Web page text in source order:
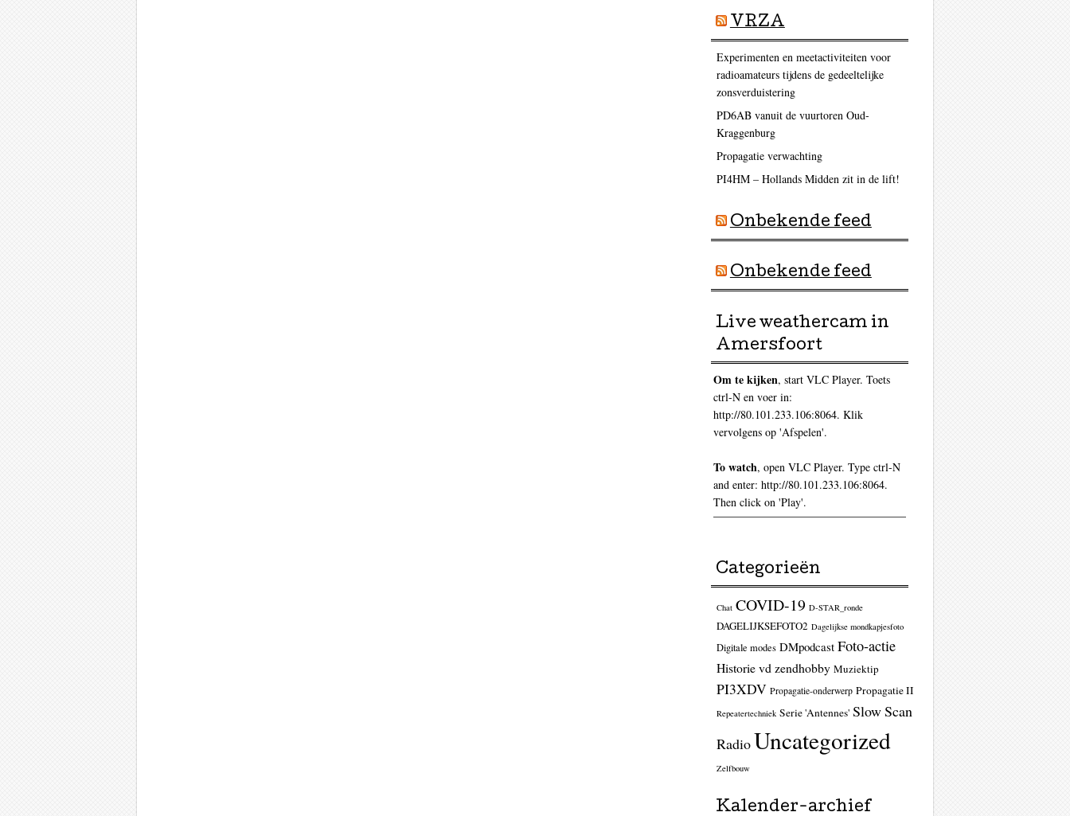
VRZA
Experimenten en meetactiviteiten voor
radioamateurs tijdens de gedeeltelijke
zonsverduistering
PD6AB vanuit de vuurtoren Oud-
Kraggenburg
Propagatie verwachting
PI4HM – Hollands Midden zit in de lift!
Onbekende feed
Onbekende feed
Live weathercam in
Amersfoort
Om te kijken, start VLC Player. Toets
ctrl-N en voer in:
http://80.101.233.106:8064. Klik
vervolgens op 'Afspelen'.
To watch, open VLC Player. Type ctrl-N
and enter: http://80.101.233.106:8064.
Then click on 'Play'.
Categorieën
Chat COVID-19 D-STAR_ronde
DAGELIJKSEFOTO2 Dagelijkse mondkapjesfoto
Digitale modes DMpodcast Foto-actie
Historie vd zendhobby Muziektip
PI3XDV Propagatie-onderwerp Propagatie II
Repeatertechniek Serie 'Antennes' Slow Scan
RadioUncategorized
Zelfbouw
Kalender-archief